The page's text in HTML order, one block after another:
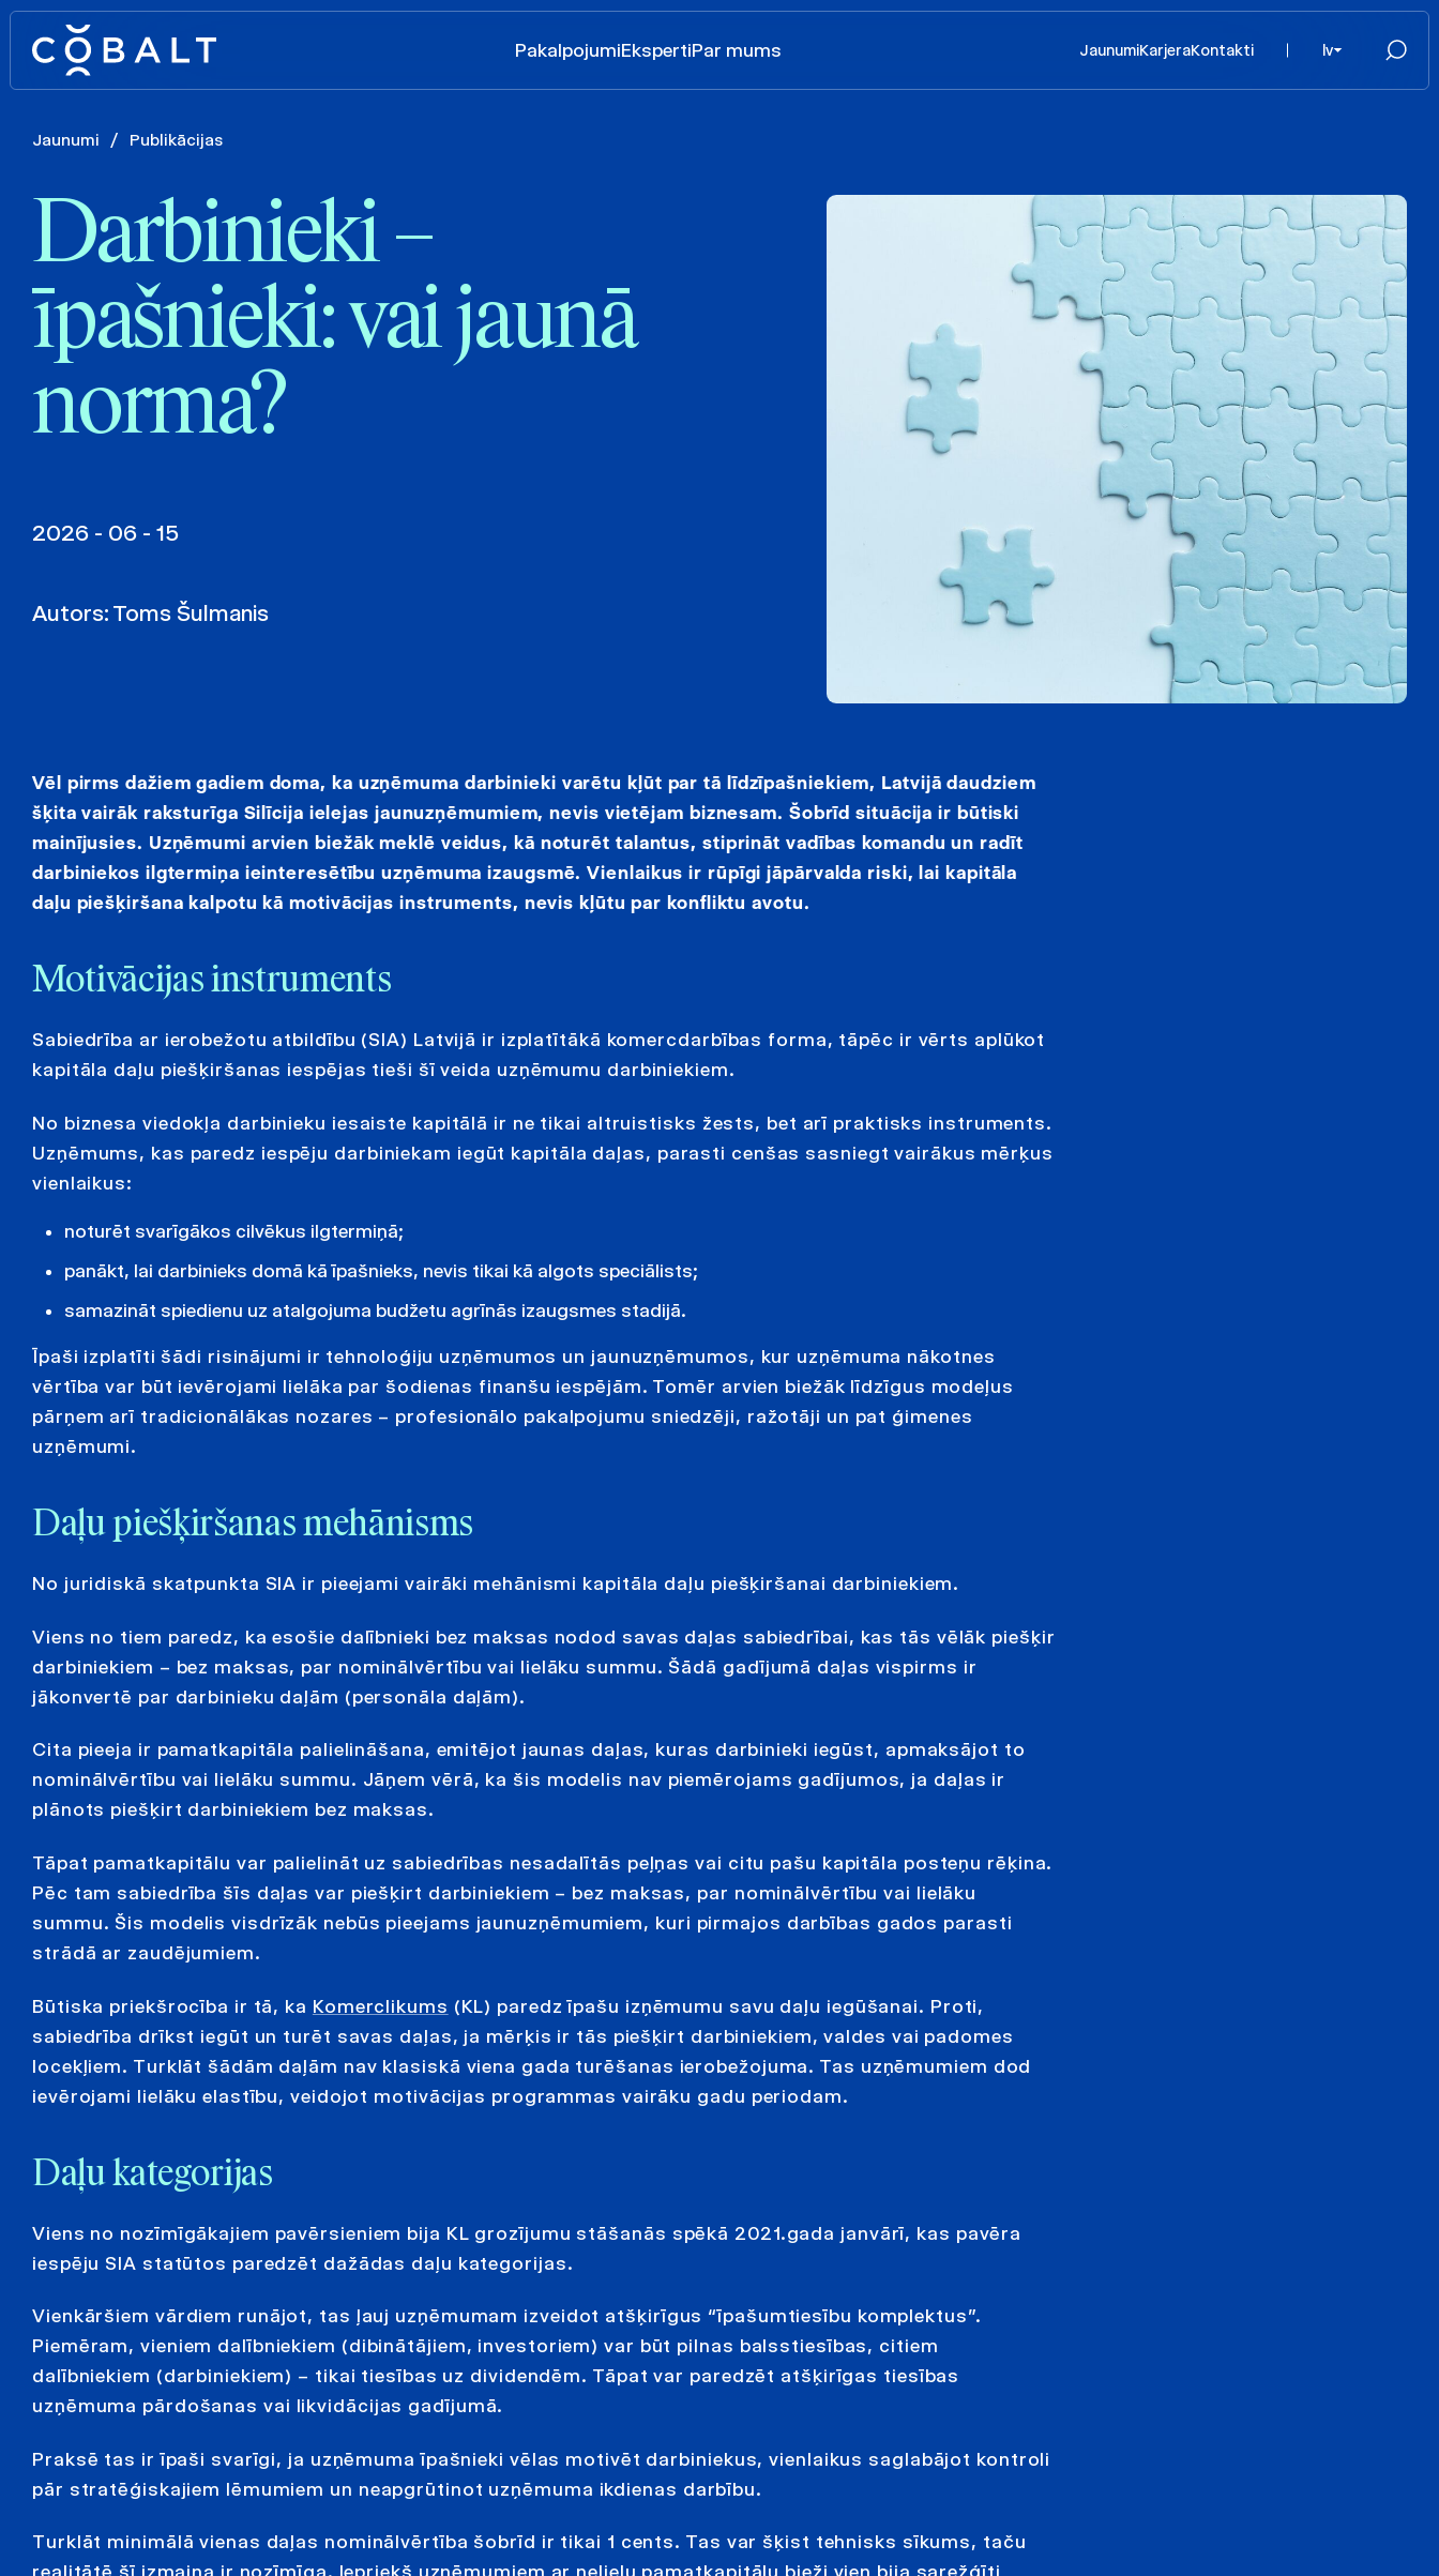
PakalpojumiEkspertiPar mums JaunumiKarjeraKontakti lv
Jaunumi / Publikācijas
Darbinieki –
īpašnieki: vai jaunā
norma?
2026 - 06 - 15
Autors: Toms Šulmanis
Vēl pirms dažiem gadiem doma, ka uzņēmuma darbinieki varētu kļūt par tā līdzīpašniekiem, Latvijā daudziem
šķita vairāk raksturīga Silīcija ielejas jaunuzņēmumiem, nevis vietējam biznesam. Šobrīd situācija ir būtiski
mainījusies. Uzņēmumi arvien biežāk meklē veidus, kā noturēt talantus, stiprināt vadības komandu un radīt
darbiniekos ilgtermiņa ieinteresētību uzņēmuma izaugsmē. Vienlaikus ir rūpīgi jāpārvalda riski, lai kapitāla
daļu piešķiršana kalpotu kā motivācijas instruments, nevis kļūtu par konfliktu avotu.
Motivācijas instruments
Sabiedrība ar ierobežotu atbildību (SIA) Latvijā ir izplatītākā komercdarbības forma, tāpēc ir vērts aplūkot
kapitāla daļu piešķiršanas iespējas tieši šī veida uzņēmumu darbiniekiem.
No biznesa viedokļa darbinieku iesaiste kapitālā ir ne tikai altruistisks žests, bet arī praktisks instruments.
Uzņēmums, kas paredz iespēju darbiniekam iegūt kapitāla daļas, parasti cenšas sasniegt vairākus mērķus
vienlaikus:
noturēt svarīgākos cilvēkus ilgtermiņā;
panākt, lai darbinieks domā kā īpašnieks, nevis tikai kā algots speciālists;
samazināt spiedienu uz atalgojuma budžetu agrīnās izaugsmes stadijā.
Īpaši izplatīti šādi risinājumi ir tehnoloģiju uzņēmumos un jaunuzņēmumos, kur uzņēmuma nākotnes
vērtība var būt ievērojami lielāka par šodienas finanšu iespējām. Tomēr arvien biežāk līdzīgus modeļus
pārņem arī tradicionālākas nozares – profesionālo pakalpojumu sniedzēji, ražotāji un pat ģimenes
uzņēmumi.
Daļu piešķiršanas mehānisms
No juridiskā skatpunkta SIA ir pieejami vairāki mehānismi kapitāla daļu piešķiršanai darbiniekiem.
Viens no tiem paredz, ka esošie dalībnieki bez maksas nodod savas daļas sabiedrībai, kas tās vēlāk piešķir
darbiniekiem – bez maksas, par nominālvērtību vai lielāku summu. Šādā gadījumā daļas vispirms ir
jākonvertē par darbinieku daļām (personāla daļām).
Cita pieeja ir pamatkapitāla palielināšana, emitējot jaunas daļas, kuras darbinieki iegūst, apmaksājot to
nominālvērtību vai lielāku summu. Jāņem vērā, ka šis modelis nav piemērojams gadījumos, ja daļas ir
plānots piešķirt darbiniekiem bez maksas.
Tāpat pamatkapitālu var palielināt uz sabiedrības nesadalītās peļņas vai citu pašu kapitāla posteņu rēķina.
Pēc tam sabiedrība šīs daļas var piešķirt darbiniekiem – bez maksas, par nominālvērtību vai lielāku
summu. Šis modelis visdrīzāk nebūs pieejams jaunuzņēmumiem, kuri pirmajos darbības gados parasti
strādā ar zaudējumiem.
Būtiska priekšrocība ir tā, ka Komerclikums (KL) paredz īpašu izņēmumu savu daļu iegūšanai. Proti,
sabiedrība drīkst iegūt un turēt savas daļas, ja mērķis ir tās piešķirt darbiniekiem, valdes vai padomes
locekļiem. Turklāt šādām daļām nav klasiskā viena gada turēšanas ierobežojuma. Tas uzņēmumiem dod
ievērojami lielāku elastību, veidojot motivācijas programmas vairāku gadu periodam.
Daļu kategorijas
Viens no nozīmīgākajiem pavērsieniem bija KL grozījumu stāšanās spēkā 2021.gada janvārī, kas pavēra
iespēju SIA statūtos paredzēt dažādas daļu kategorijas.
Vienkāršiem vārdiem runājot, tas ļauj uzņēmumam izveidot atšķirīgus “īpašumtiesību komplektus”.
Piemēram, vieniem dalībniekiem (dibinātājiem, investoriem) var būt pilnas balsstiesības, citiem
dalībniekiem (darbiniekiem) – tikai tiesības uz dividendēm. Tāpat var paredzēt atšķirīgas tiesības
uzņēmuma pārdošanas vai likvidācijas gadījumā.
Praksē tas ir īpaši svarīgi, ja uzņēmuma īpašnieki vēlas motivēt darbiniekus, vienlaikus saglabājot kontroli
pār stratēģiskajiem lēmumiem un neapgrūtinot uzņēmuma ikdienas darbību.
Turklāt minimālā vienas daļas nominālvērtība šobrīd ir tikai 1 cents. Tas var šķist tehnisks sīkums, taču